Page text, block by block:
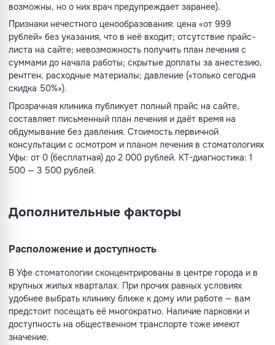
возможны, но о них врач предупреждает заранее).
Признаки нечестного ценообразования: цена «от 999
рублей» без указания, что в неё входит; отсутствие прайс-
листа на сайте; невозможность получить план лечения с
суммами до начала работы; скрытые доплаты за анестезию,
рентген, расходные материалы; давление («только сегодня
скидка 50%»).
Прозрачная клиника публикует полный прайс на сайте,
составляет письменный план лечения и даёт время на
обдумывание без давления. Стоимость первичной
консультации с осмотром и планом лечения в стоматологиях
Уфы: от 0 (бесплатная) до 2 000 рублей. КТ-диагностика: 1
500 — 3 500 рублей.
Дополнительные факторы
Расположение и доступность
В Уфе стоматологии сконцентрированы в центре города и в
крупных жилых кварталах. При прочих равных условиях
удобнее выбрать клинику ближе к дому или работе — вам
предстоит посещать её многократно. Наличие парковки и
доступность на общественном транспорте тоже имеют
значение.